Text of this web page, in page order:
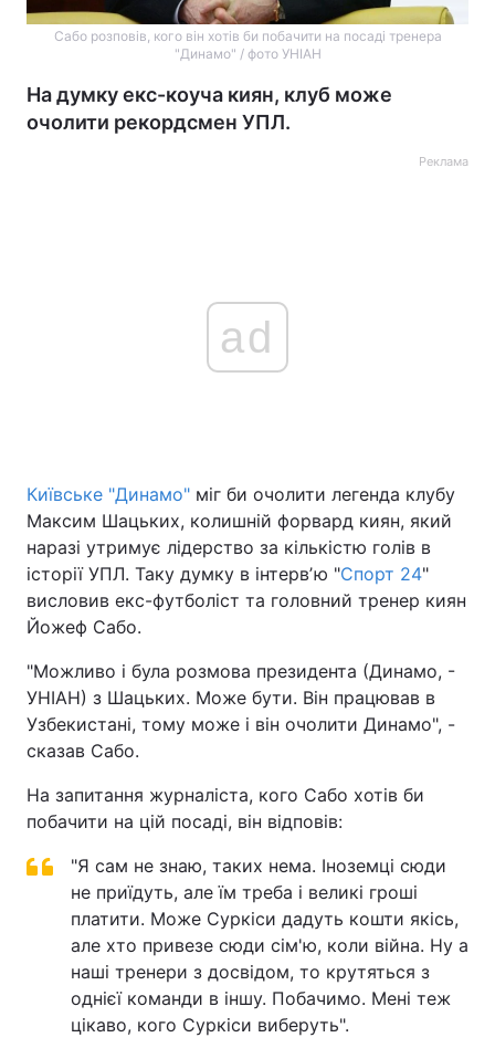
Сабо розповів, кого він хотів би побачити на посаді тренера
"Динамо" / фото УНІАН
На думку екс-коуча киян, клуб може
очолити рекордсмен УПЛ.
Реклама
ad
Київське "Динамо" міг би очолити легенда клубу
Максим Шацьких, колишній форвард киян, який
наразі утримує лідерство за кількістю голів в
історії УПЛ. Таку думку в інтервʼю "Спорт 24"
висловив екс-футболіст та головний тренер киян
Йожеф Сабо.
"Можливо і була розмова президента (Динамо, -
УНІАН) з Шацьких. Може бути. Він працював в
Узбекистані, тому може і він очолити Динамо", -
сказав Сабо.
На запитання журналіста, кого Сабо хотів би
побачити на цій посаді, він відповів:
"Я сам не знаю, таких нема. Іноземці сюди
не приїдуть, але їм треба і великі гроші
платити. Може Суркіси дадуть кошти якісь,
але хто привезе сюди сім'ю, коли війна. Ну а
наші тренери з досвідом, то крутяться з
однієї команди в іншу. Побачимо. Мені теж
цікаво, кого Суркіси виберуть".